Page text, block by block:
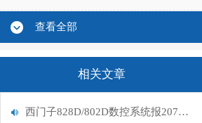
查看全部
相关文章
西门子828D/802D数控系统报207410报警维修处理